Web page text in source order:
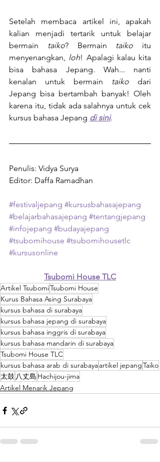
Setelah membaca artikel ini, apakah
kalian menjadi tertarik untuk belajar
bermain
taiko? Bermain taiko itu
menyenangkan, loh! Apalagi kalau kita
bisa bahasa Jepang. Wah... nanti
kenalan untuk bermain
taiko dari
Jepang bisa bertambah banyak! Oleh
karena itu, tidak ada salahnya untuk cek
kursus bahasa Jepang di sini.
Penulis: Vidya Surya
Editor: Daffa Ramadhan
#festivaljepang #kursusbahasajepang
#belajarbahasajepang #tentangjepang
#infojepang #budayajepang
#tsubomihouse #tsubomihousetlc
#kursusonline
Tsubomi House TLC
Artikel TsubomiTsubomi House
Kurus Bahasa Asing Surabaya
kursus bahasa di surabaya
kursus bahasa jepang di surabaya
kursus bahasa inggris di surabaya
kursus bahasa mandarin di surabaya
Tsubomi House TLC
kursus bahasa arab di surabayaartikel jepangTaiko
太鼓八丈島 Hachijou-jima
Artikel Menarik Jepang